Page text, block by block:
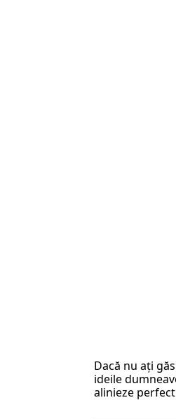
Dacă nu ați
ideile
alinieze